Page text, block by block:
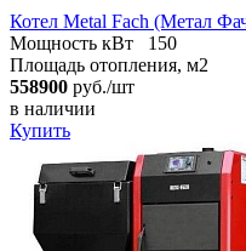
Котел Metal Fach (Метал
Мощность кВт
150
Площадь отопления, м2
558900 руб./шт
в наличии
Купить